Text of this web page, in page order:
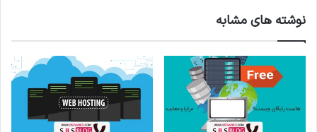
نوشته های مشابه